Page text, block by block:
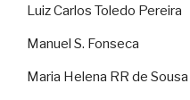
Luiz Carlos Toledo Pereira
Manuel S. Fonseca
Maria Helena RR de Sousa